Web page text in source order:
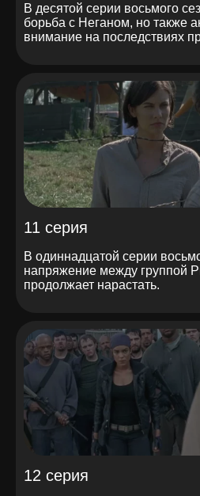
В десятой серии восьмого
борьба с Неганом, но также
внимание на последствиях
11 серия
В одиннадцатой серии
напряжение между группой
продолжает нарастать.
12 серия